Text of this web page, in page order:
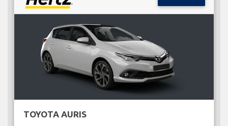
TOYOTA AURIS